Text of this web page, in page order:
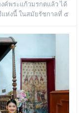
ค์พระแก้วมรกตแล้ว ได้
ห่งนี้ ในสมัยรัชกาลที่ ๕
” พระจุฬามณีเจดีย์องค์นี้
านในละแวกนี้ให้ความ
ปัจ